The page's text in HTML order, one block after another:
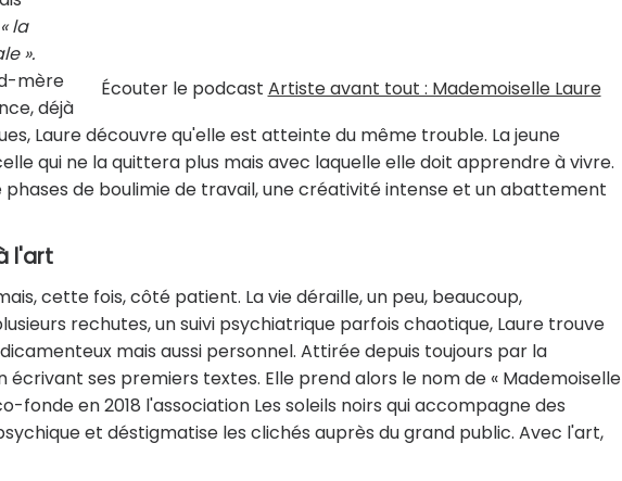
Écouter le podcast Artiste avant tout : Mademoiselle Laure
« la
».
mère
déjà
Laure découvre qu'elle est atteinte du même trouble. La jeune
qui ne la quittera plus mais avec laquelle elle doit apprendre à vivre.
phases de boulimie de travail, une créativité intense et un abattement
l'art
cette fois, côté patient. La vie déraille, un peu, beaucoup,
rechutes, un suivi psychiatrique parfois chaotique, Laure trouve
mais aussi personnel. Attirée depuis toujours par la
écrivant ses premiers textes. Elle prend alors le nom de « Mademoiselle
fonde en 2018 l'association Les soleils noirs qui accompagne des
et déstigmatise les clichés auprès du grand public. Avec l'art,